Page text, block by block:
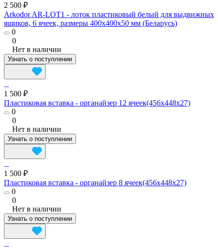
2 500 ₽
Arkodor AR-LOT1 - лоток пластиковый белый для выдвижных
ящиков, 6 ячеек, размеры 400x400x50 мм (Беларусь)
0
0
Нет в наличии
Узнать о поступлении
1 500 ₽
Пластиковая вставка - органайзер 12 ячеек(456х448х27)
0
0
Нет в наличии
Узнать о поступлении
1 500 ₽
Пластиковая вставка - органайзер 8 ячеек(456х448х27)
0
0
Нет в наличии
Узнать о поступлении